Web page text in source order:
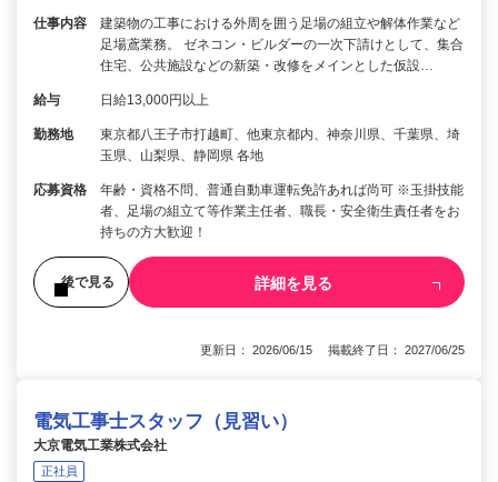
仕事内容
建築物の工事における外周を囲う足場の組立や解体作業など
足場鳶業務。 ゼネコン・ビルダーの一次下請けとして、集合
住宅、公共施設などの新築・改修をメインとした仮設…
給与 日給13,000円以上
勤務地
東京都八王子市打越町、他東京都内、神奈川県、千葉県、埼
玉県、山梨県、静岡県 各地
応募資格
年齢・資格不問、普通自動車運転免許あれば尚可 ※玉掛技能
者、足場の組立て等作業主任者、職長・安全衛生責任者をお
持ちの方大歓迎！
後で見る 詳細を見る
更新日： 2026/06/15 掲載終了日： 2027/06/25
電気工事士スタッフ（見習い）
大京電気工業株式会社
正社員